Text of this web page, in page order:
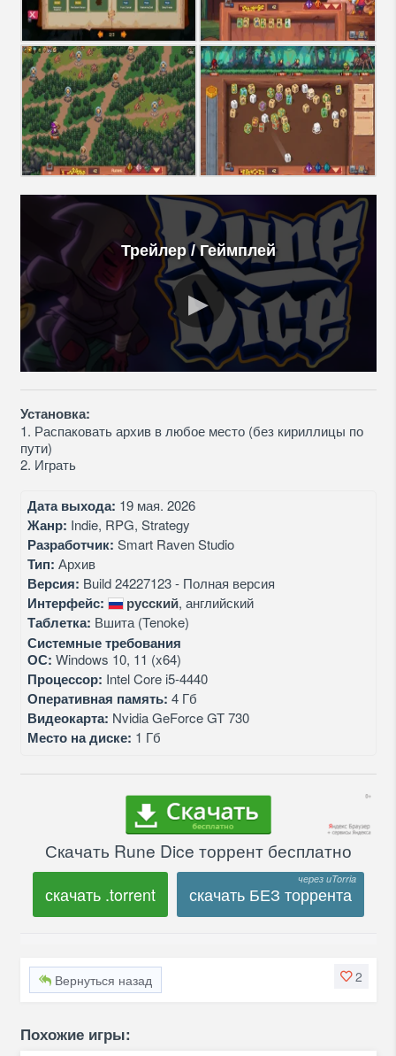
Трейлер / Геймплей
Установка:
1. Распаковать архив в любое место (без кириллицы по
пути)
2. Играть
Дата выхода: 19 мая. 2026
Жанр: Indie, RPG, Strategy
Разработчик: Smart Raven Studio
Тип: Архив
Версия: Build 24227123 - Полная версия
Интерфейс: русский, английский
Таблетка: Вшита (Tenoke)
Системные требования
ОС: Windows 10, 11 (x64)
Процессор: Intel Core i5-4440
Оперативная память: 4 Гб
Видеокарта: Nvidia GeForce GT 730
Место на диске: 1 Гб
Скачать Rune Dice торрент бесплатно
скачать .torrent скачать БЕЗ торрента
2
Вернуться назад
Похожие игры: